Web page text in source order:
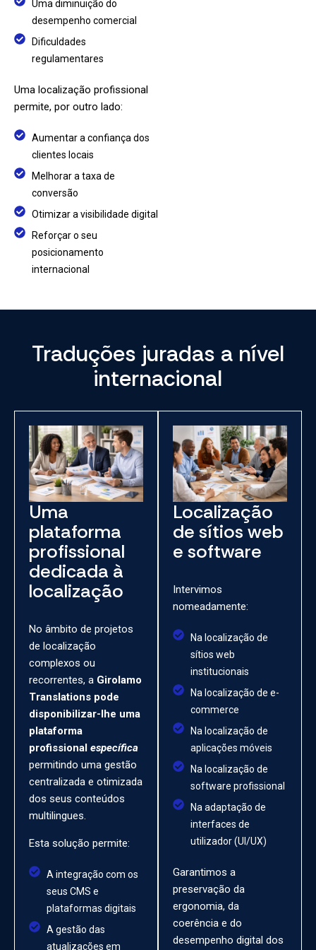
Uma diminuição do
desempenho comercial
Dificuldades
regulamentares
Uma localização profissional
permite, por outro lado:
Aumentar a confiança dos
clientes locais
Melhorar a taxa de
conversão
Otimizar a visibilidade digital
Reforçar o seu
posicionamento
internacional
Traduções juradas a nível
internacional
Uma
plataforma
profissional
dedicada à
localização
No âmbito de projetos
de localização
complexos ou
recorrentes, a Girolamo
Translations pode
disponibilizar-lhe uma
plataforma
profissional específica
permitindo uma gestão
centralizada e otimizada
dos seus conteúdos
multilingues.
Esta solução permite:
A integração com os
seus CMS e
plataformas digitais
A gestão das
atualizações em
Localização
de sítios web
e software
Intervimos
nomeadamente:
Na localização de
sítios web
institucionais
Na localização de e-
commerce
Na localização de
aplicações móveis
Na localização de
software profissional
Na adaptação de
interfaces de
utilizador (UI/UX)
Garantimos a
preservação da
ergonomia, da
coerência e do
desempenho digital dos